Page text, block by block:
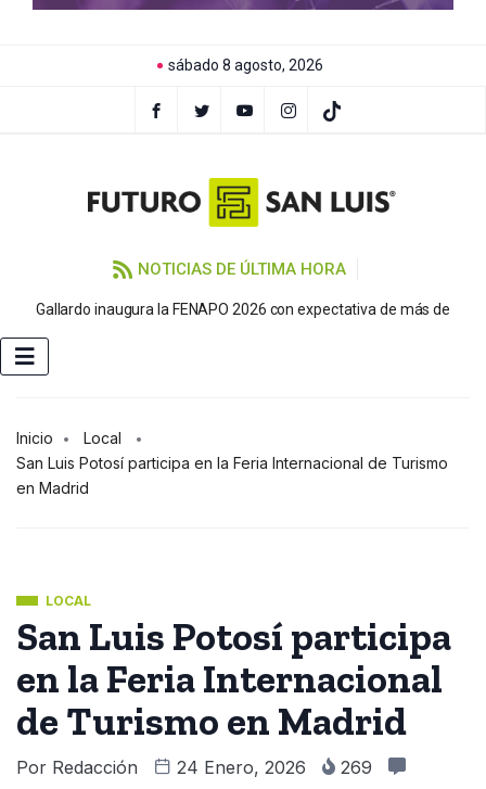
sábado 8 agosto, 2026
NOTICIAS DE ÚLTIMA HORA
Gallardo inaugura la FENAPO 2026 con expectativa de más de
Inicio
Local
San Luis Potosí participa en la Feria Internacional de Turismo
en Madrid
LOCAL
San Luis Potosí participa
en la Feria Internacional
de Turismo en Madrid
Por Redacción 24 Enero, 2026
269